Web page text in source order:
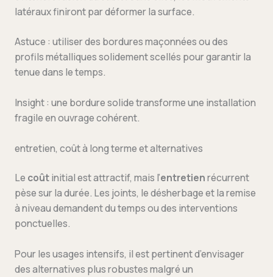
latéraux finiront par déformer la surface.
Astuce : utiliser des bordures maçonnées ou des
profils métalliques solidement scellés pour garantir la
tenue dans le temps.
Insight : une bordure solide transforme une installation
fragile en ouvrage cohérent.
entretien, coût à long terme et alternatives
Le coûtinitial est attractif, mais l’entretienrécurrent
pèse sur la durée. Les joints, le désherbage et la remise
à niveau demandent du temps ou des interventions
ponctuelles.
Pour les usages intensifs, il est pertinent d’envisager
des alternatives plus robustes malgré un